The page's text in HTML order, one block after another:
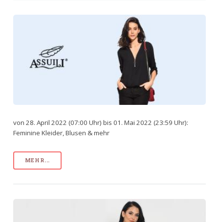
von 28. April 2022 (07:00 Uhr) bis 01. Mai 2022 (23:59 Uhr):
Feminine Kleider, Blusen & mehr
MEHR...